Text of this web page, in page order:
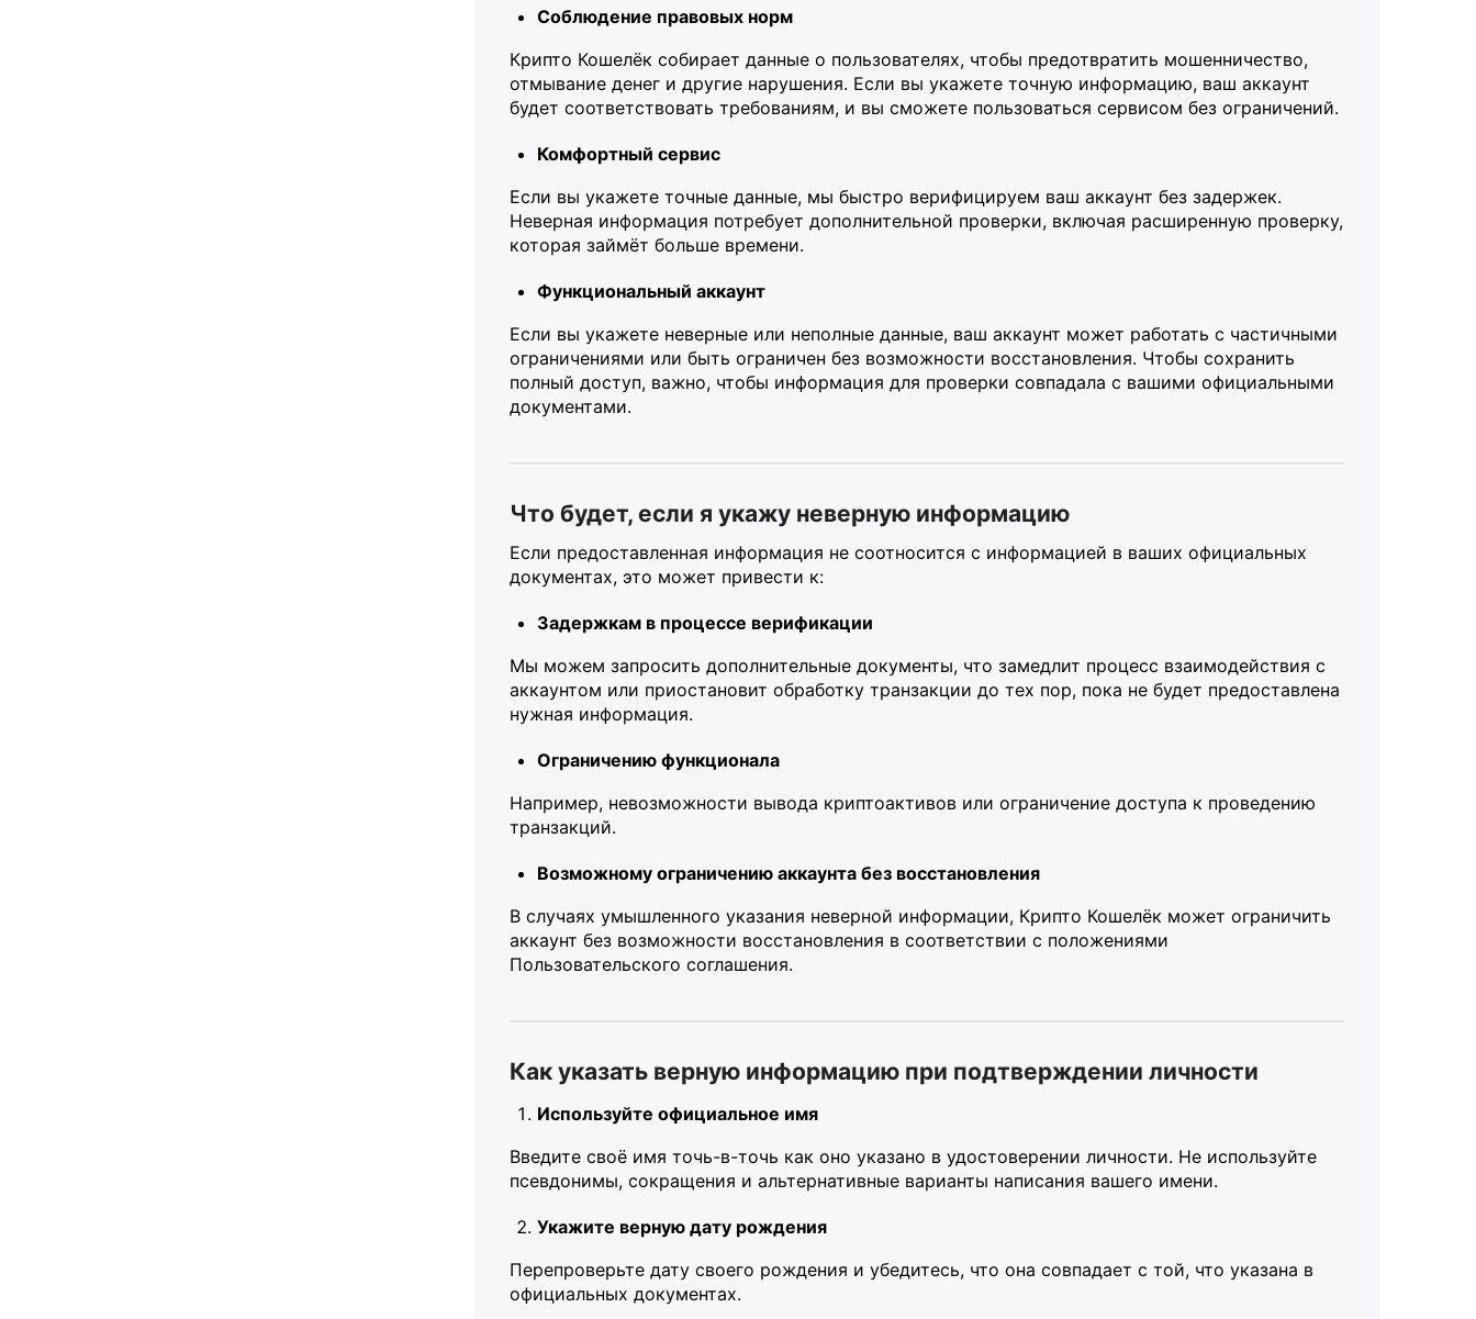
Соблюдение правовых норм
Крипто Кошелёк собирает данные о пользователях, чтобы предотвратить мошенничество,
отмывание денег и другие нарушения. Если вы укажете точную информацию, ваш аккаунт
будет соответствовать требованиям, и вы сможете пользоваться сервисом без ограничений.
Комфортный сервис
Если вы укажете точные данные, мы быстро верифицируем ваш аккаунт без задержек.
Неверная информация потребует дополнительной проверки, включая расширенную проверку,
которая займёт больше времени.
Функциональный аккаунт
Если вы укажете неверные или неполные данные, ваш аккаунт может работать с частичными
ограничениями или быть ограничен без возможности восстановления. Чтобы сохранить
полный доступ, важно, чтобы информация для проверки совпадала с вашими официальными
документами.
Что будет, если я укажу неверную информацию
Если предоставленная информация не соотносится с информацией в ваших официальных
документах, это может привести к:
Задержкам в процессе верификации
Мы можем запросить дополнительные документы, что замедлит процесс взаимодействия с
аккаунтом или приостановит обработку транзакции до тех пор, пока не будет предоставлена
нужная информация.
Ограничению функционала
Например, невозможности вывода криптоактивов или ограничение доступа к проведению
транзакций.
Возможному ограничению аккаунта без восстановления
В случаях умышленного указания неверной информации, Крипто Кошелёк может ограничить
аккаунт без возможности восстановления в соответствии с положениями
Пользовательского соглашения.
Как указать верную информацию при подтверждении личности
Используйте официальное имя
Введите своё имя точь-в-точь как оно указано в удостоверении личности. Не используйте
псевдонимы, сокращения и альтернативные варианты написания вашего имени.
Укажите верную дату рождения
Перепроверьте дату своего рождения и убедитесь, что она совпадает с той, что указана в
официальных документах.